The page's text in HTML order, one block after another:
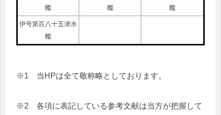
艦
艦
艦
伊号第百八十五潜水
艦
※1 当HPは全て敬称略としております。
※2 各項に表記している参考文献は当方が把握して